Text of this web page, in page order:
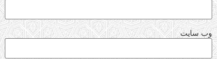
وب‌ سایت